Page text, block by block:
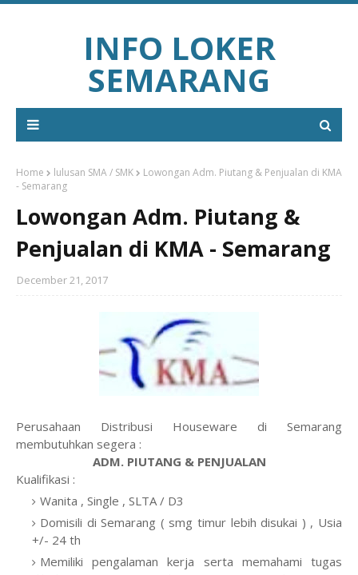
INFO LOKER
SEMARANG
Home lulusan SMA / SMK
Lowongan Adm. Piutang & Penjualan di KMA
- Semarang
Lowongan Adm. Piutang &
Penjualan di KMA - Semarang
December 21, 2017
Perusahaan Distribusi Houseware di Semarang
membutuhkan segera :
ADM. PIUTANG & PENJUALAN
Kualifikasi :
Wanita , Single , SLTA / D3
Domisili di Semarang ( smg timur lebih disukai ) , Usia
+/- 24 th
Memiliki pengalaman kerja serta memahami tugas